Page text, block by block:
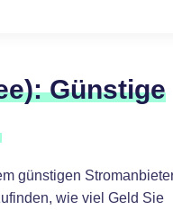
Günstige
günstigen
wie viel Geld Sie